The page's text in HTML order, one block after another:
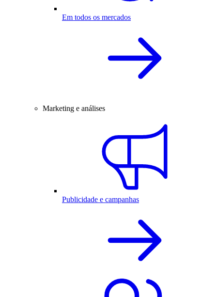
Em todos os mercados
Marketing e análises
Publicidade e campanhas